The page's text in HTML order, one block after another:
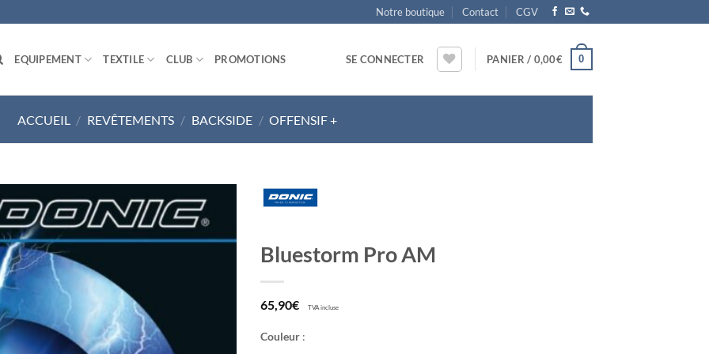
Notre boutique Contact CGV
EQUIPEMENT TEXTILE CLUB PROMOTIONS SE CONNECTER PANIER / 0,00€ 0
ACCUEIL / REVÊTEMENTS / BACKSIDE / OFFENSIF +
Ajouter
Bluestorm Pro AM
65,90€ TVA incluse
Couleur :